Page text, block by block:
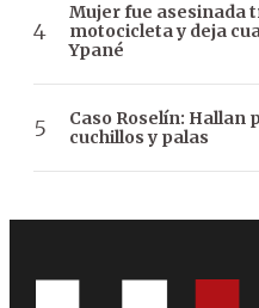
Mujer fue asesinada
motocicleta y deja
Ypané
Caso Roselín: Hallan
cuchillos y palas